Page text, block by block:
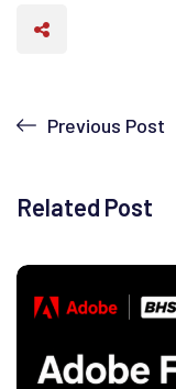
Previous Post
Related Post